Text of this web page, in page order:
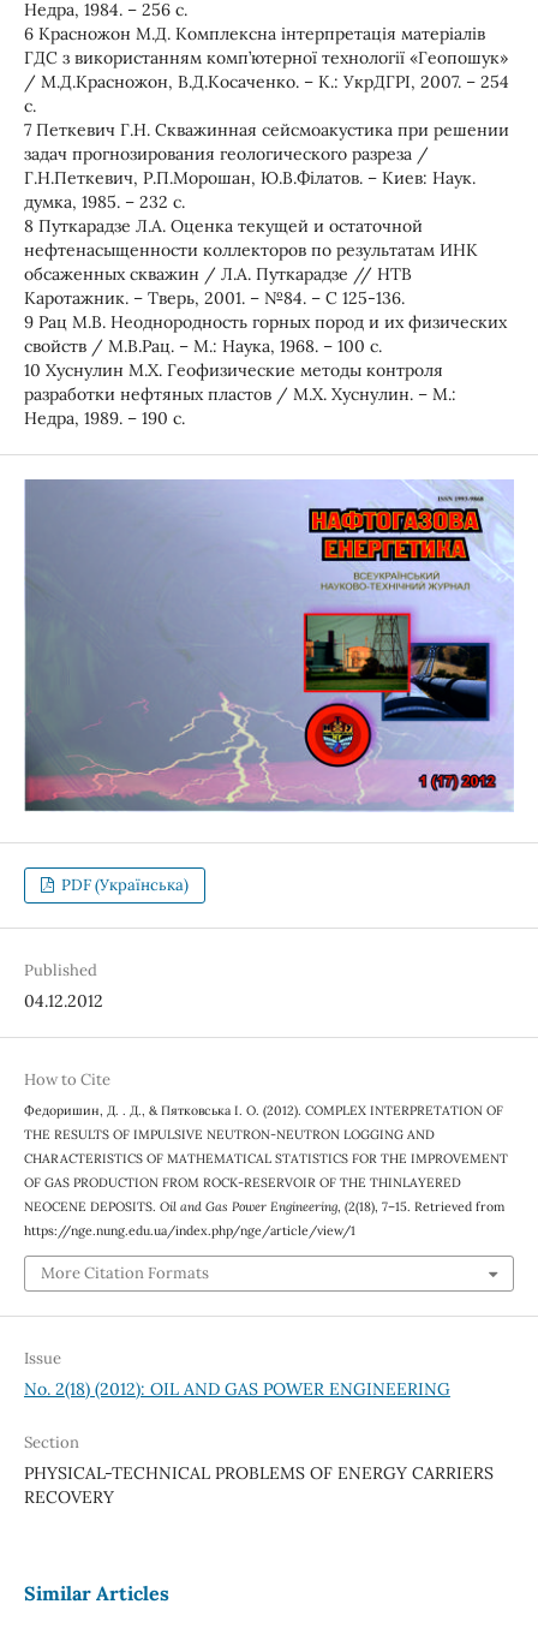
Недра, 1984. – 256 с.
6 Красножон М.Д. Комплексна інтерпретація матеріалів
ГДС з використанням комп’ютерної технології «Геопошук»
/ М.Д.Красножон, В.Д.Косаченко. – К.: УкрДГРІ, 2007. – 254
с.
7 Петкевич Г.Н. Скважинная сейсмоакустика при решении
задач прогнозирования геологического разреза /
Г.Н.Петкевич, Р.П.Морошан, Ю.В.Філатов. – Киев: Наук.
думка, 1985. – 232 с.
8 Путкарадзе Л.А. Оценка текущей и остаточной
нефтенасыщенности коллекторов по результатам ИНК
обсаженных скважин / Л.А. Путкарадзе // НТВ
Каротажник. – Тверь, 2001. – №84. – С 125-136.
9 Рац М.В. Неоднородность горных пород и их физических
свойств / М.В.Рац. – М.: Наука, 1968. – 100 с.
10 Хуснулин М.Х. Геофизические методы контроля
разработки нефтяных пластов / М.Х. Хуснулин. – М.:
Недра, 1989. – 190 с.
PDF (Українська)
Published
04.12.2012
How to Cite
Федоришин, Д. . Д., & Пятковська I. O. (2012). COMPLEX INTERPRETATION OF
THE RESULTS OF IMPULSIVE NEUTRON-NEUTRON LOGGING AND
CHARACTERISTICS OF MATHEMATICAL STATISTICS FOR THE IMPROVEMENT
OF GAS PRODUCTION FROM ROCK-RESERVOIR OF THE THINLAYERED
NEOCENE DEPOSITS. Oil and Gas Power Engineering, (2(18), 7–15. Retrieved from
https://nge.nung.edu.ua/index.php/nge/article/view/1
More Citation Formats
Issue
No. 2(18) (2012): OIL AND GAS POWER ENGINEERING
Section
PHYSICAL-TECHNICAL PROBLEMS OF ENERGY CARRIERS
RECOVERY
Similar Articles